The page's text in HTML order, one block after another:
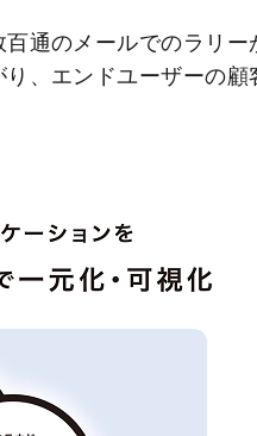
通のメールでのラリー
、エンドユーザーの顧